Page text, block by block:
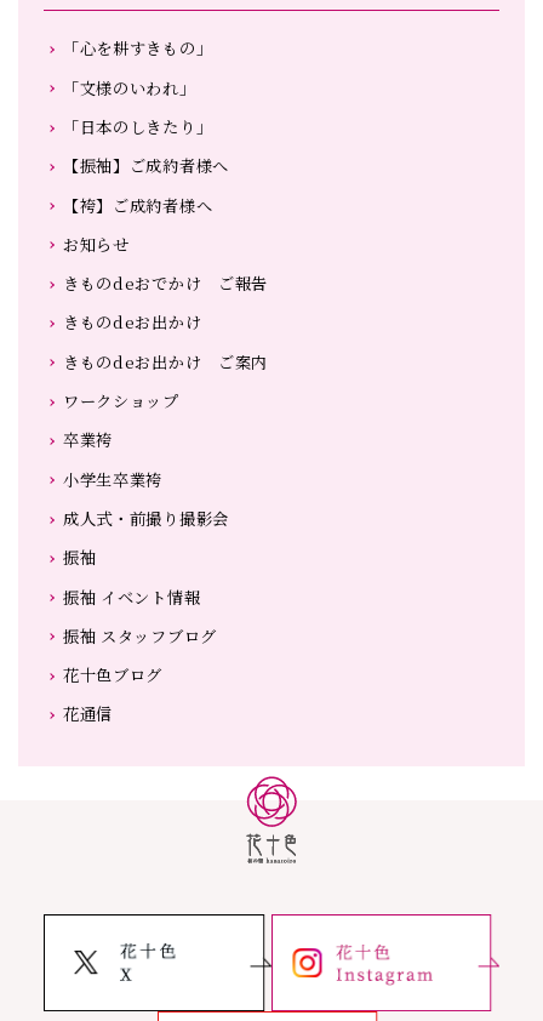
「心を耕すきもの」
「文様のいわれ」
「日本のしきたり」
【振袖】ご成約者様へ
【袴】ご成約者様へ
お知らせ
きものdeおでかけ ご報告
きものdeお出かけ
きものdeお出かけ ご案内
ワークショップ
卒業袴
小学生卒業袴
成人式・前撮り撮影会
振袖
振袖 イベント情報
振袖 スタッフブログ
花十色ブログ
花通信